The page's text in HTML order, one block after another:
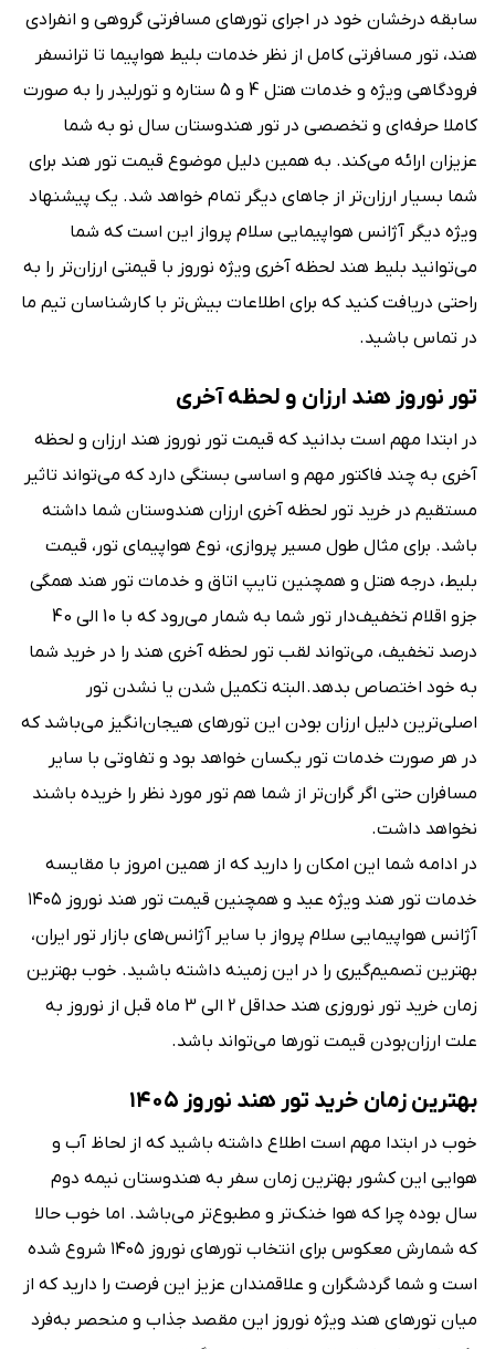
سابقه درخشان خود در اجرای تورهای مسافرتی گروهی و انفرادی
هند، تور مسافرتی کامل از نظر خدمات بلیط هواپیما تا ترانسفر
فرودگاهی ویژه و خدمات هتل 4 و 5 ستاره و تورلیدر را به صورت
کاملا حرفه‌ای و تخصصی در تور هندوستان سال نو به شما
عزیزان ارائه می‌کند. به همین دلیل موضوع قیمت تور هند برای
شما بسیار ارزان‌تر از جاهای دیگر تمام خواهد شد. یک پیشنهاد
ویژه دیگر آژانس هواپیمایی سلام پرواز این است که شما
می‌توانید بلیط هند لحظه آخری ویژه نوروز با قیمتی ارزان‌تر را به
راحتی دریافت کنید که برای اطلاعات بیش‌تر با کارشناسان تیم ما
در تماس باشید.
تور نوروز هند ارزان و لحظه آخری
در ابتدا مهم است بدانید که قیمت تور نوروز هند ارزان و لحظه
آخری به چند فاکتور مهم و اساسی بستگی دارد که می‌تواند تاثیر
مستقیم در خرید تور لحظه آخری ارزان هندوستان شما داشته
باشد. برای مثال طول مسیر پروازی، نوع هواپیمای تور، قیمت
بلیط، درجه هتل و همچنین تایپ اتاق و خدمات تور هند همگی
جزو اقلام تخفیف‌دار تور شما به شمار می‌رود که با 10 الی 40
درصد تخفیف، می‌تواند لقب تور لحظه آخری هند را در خرید شما
به خود اختصاص بدهد. البته تکمیل شدن یا نشدن تور
اصلی‌ترین دلیل ارزان بودن این تورهای هیجان‌انگیز می‌باشد که
در هر صورت خدمات تور یکسان خواهد بود و تفاوتی با سایر
مسافران حتی اگر گران‌تر از شما هم تور مورد نظر را خریده باشند
نخواهد داشت.
در ادامه شما این امکان را دارید که از همین امروز با مقایسه
خدمات تور هند ویژه عید و همچنین قیمت تور هند نوروز ۱۴۰۵
آژانس هواپیمایی سلام پرواز با سایر آژانس‌های بازار تور ایران،
بهترین تصمیم‌گیری را در این زمینه داشته باشید. خوب بهترین
زمان خرید تور نوروزی هند حداقل 2 الی 3 ماه قبل از نوروز به
علت ارزان‌بودن قیمت تورها می‌تواند باشد.
بهترین زمان خرید تور هند نوروز ۱۴۰۵
خوب در ابتدا مهم است اطلاع داشته باشید که از لحاظ آب و
هوایی این کشور بهترین زمان سفر به هندوستان نیمه دوم
سال بوده چرا که هوا خنک‌تر و مطبوع‌تر می‌باشد. اما خوب حالا
که شمارش معکوس برای انتخاب تورهای نوروز ۱۴۰۵ شروع شده
است و شما گردشگران و علاقمندان عزیز این فرصت را دارید که از
میان تورهای هند ویژه نوروز این مقصد جذاب و منحصر به‌فرد